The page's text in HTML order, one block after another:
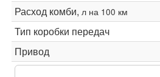
Расход комби, л на 100 км
Тип коробки передач
Привод